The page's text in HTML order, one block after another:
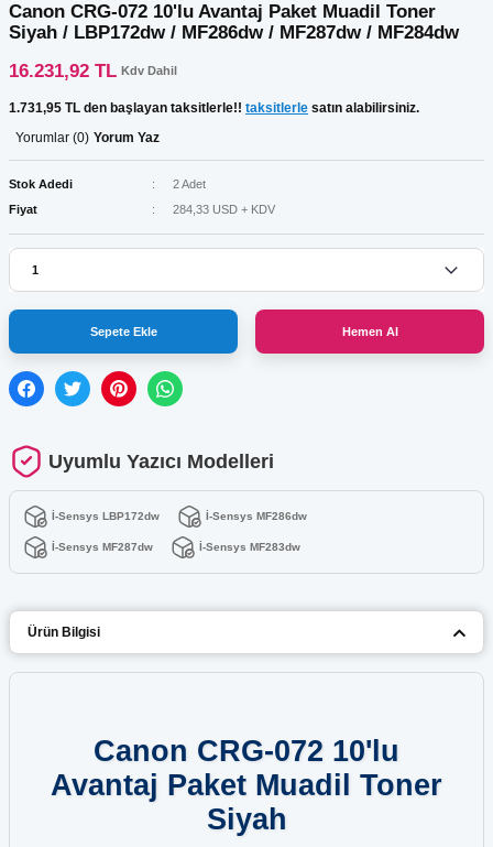
Canon CRG-072 10'lu Avantaj Paket Muadil Toner
Siyah / LBP172dw / MF286dw / MF287dw / MF284dw
16.231,92 TL Kdv Dahil
1.731,95 TL den başlayan taksitlerle!! taksitlerle satın alabilirsiniz.
Yorumlar (0) Yorum Yaz
Stok Adedi
2 Adet
Fiyat
284,33 USD + KDV
Sepete Ekle Hemen Al
Uyumlu Yazıcı Modelleri
İ-Sensys LBP172dw İ-Sensys MF286dw
İ-Sensys MF287dw İ-Sensys MF283dw
Ürün Bilgisi
Canon CRG-072 10'lu
Avantaj Paket Muadil Toner
Siyah